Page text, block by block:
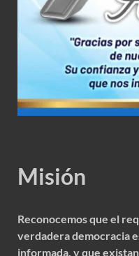
Misión
Reconocemos que el
verdadera democracia
informada, y que